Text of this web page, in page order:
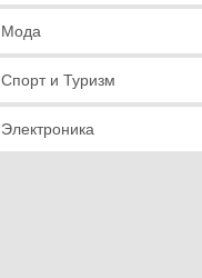
Мода
Спорт и Туризм
Электроника